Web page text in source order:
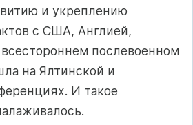
и укреплению
с США, Англией,
послевоенном
на Ялтинской и
И такое